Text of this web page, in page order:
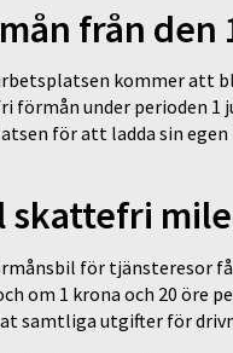
från den
kommer att
under perioden 1
för att ladda sin
skattefri
för tjänsteresor
om 1 krona och 20 öre
samtliga utgifter för